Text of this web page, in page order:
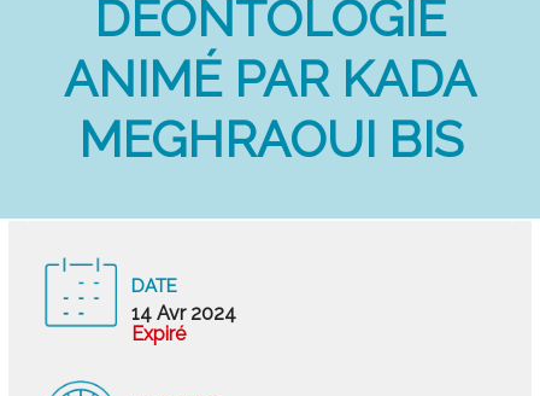
DÉONTOLOGIE
ANIMÉ PAR KADA
MEGHRAOUI BIS
DATE
14 Avr 2024
Expiré